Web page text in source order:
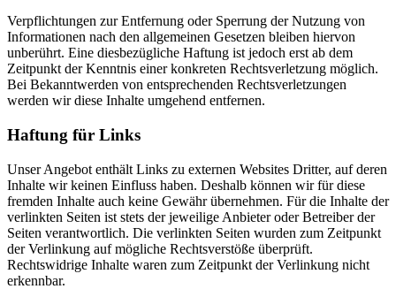
Verpflichtungen zur Entfernung oder Sperrung der Nutzung von
Informationen nach den allgemeinen Gesetzen bleiben hiervon
unberührt. Eine diesbezügliche Haftung ist jedoch erst ab dem
Zeitpunkt der Kenntnis einer konkreten Rechtsverletzung möglich.
Bei Bekanntwerden von entsprechenden Rechtsverletzungen
werden wir diese Inhalte umgehend entfernen.
Haftung für Links
Unser Angebot enthält Links zu externen Websites Dritter, auf deren
Inhalte wir keinen Einfluss haben. Deshalb können wir für diese
fremden Inhalte auch keine Gewähr übernehmen. Für die Inhalte der
verlinkten Seiten ist stets der jeweilige Anbieter oder Betreiber der
Seiten verantwortlich. Die verlinkten Seiten wurden zum Zeitpunkt
der Verlinkung auf mögliche Rechtsverstöße überprüft.
Rechtswidrige Inhalte waren zum Zeitpunkt der Verlinkung nicht
erkennbar.